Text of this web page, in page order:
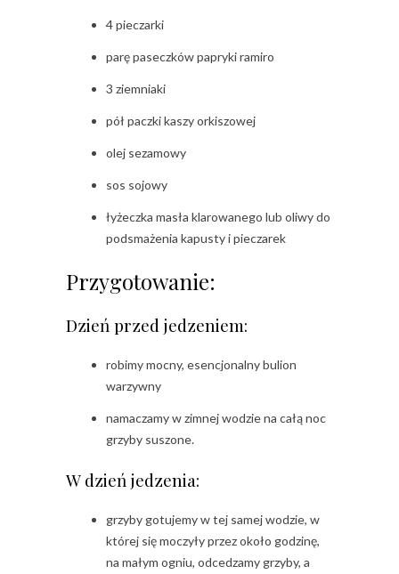
4 pieczarki
parę paseczków papryki ramiro
3 ziemniaki
pół paczki kaszy orkiszowej
olej sezamowy
sos sojowy
łyżeczka masła klarowanego lub oliwy do
podsmażenia kapusty i pieczarek
Przygotowanie:
Dzień przed jedzeniem:
robimy mocny, esencjonalny bulion
warzywny
namaczamy w zimnej wodzie na całą noc
grzyby suszone.
W dzień jedzenia:
grzyby gotujemy w tej samej wodzie, w
której się moczyły przez około godzinę,
na małym ogniu, odcedzamy grzyby, a